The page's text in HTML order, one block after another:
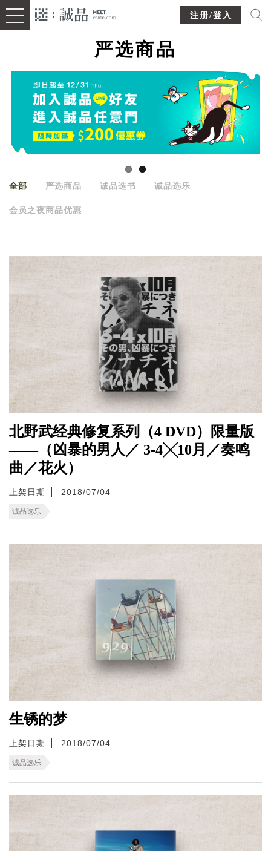
注册/登入
严选商品
全部 严选商品 诚品选书 诚品选乐
会员之夜商品优惠
北野武经典修复系列（4 DVD）限量版
——（凶暴的男人／ 3-4╳10月／奏鸣
曲／花火）
上架日期 2018/07/04
诚品选乐
生锈的梦
上架日期 2018/07/04
诚品选乐